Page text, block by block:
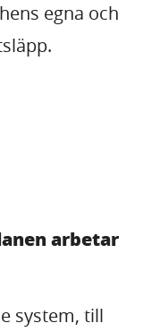
egna och
arbetar
system, till